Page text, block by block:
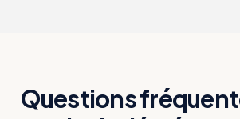
Questions